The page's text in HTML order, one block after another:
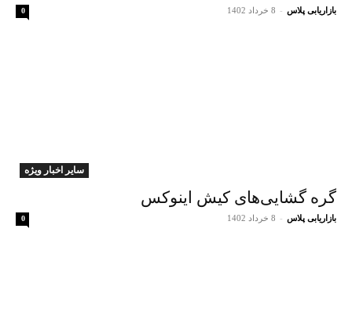
بازاریابی پلاس - 8 خرداد 1402 0
سایر اخبار ویژه
گره گشایی‌های کیش اینوکس
بازاریابی پلاس - 8 خرداد 1402 0